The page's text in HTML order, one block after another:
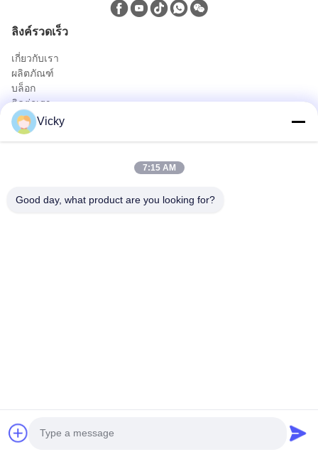
ลิงค์รวดเร็ว
เกี่ยวกับเรา
ผลิตภัณฑ์
บล็อก
ติดต่อเรา
ผลิตภัณฑ์
รถบรรทุกน้ำมันและแก๊ส
รถบรรทุกก่อสร้าง
จีน ดี คุณภาพ รถบรรทุกน้ำมันและแก๊ส ผู้จัดจําหน่าย.ลิขสิทธิ์ 2018-2026 CLW
Automobile Group Co., Ltd . สงวนลิขสิทธิ์
Vicky
7:15 AM
Good day, what product are you looking for?